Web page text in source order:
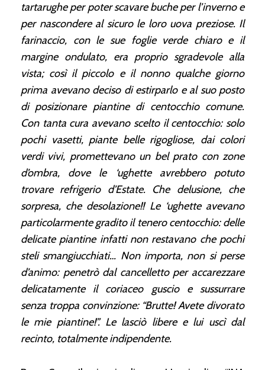
tartarughe per poter scavare buche per l’inverno e
per nascondere al sicuro le loro uova preziose. Il
farinaccio, con le sue foglie verde chiaro e il
margine ondulato, era proprio sgradevole alla
vista; così il piccolo e il nonno qualche giorno
prima avevano deciso di estirparlo e al suo posto
di posizionare piantine di centocchio comune.
Con tanta cura avevano scelto il centocchio: solo
pochi vasetti, piante belle rigogliose, dai colori
verdi vivi, promettevano un bel prato con zone
d’ombra, dove le ‘ughette avrebbero potuto
trovare refrigerio d’Estate. Che delusione, che
sorpresa, che desolazione!! Le ‘ughette avevano
particolarmente gradito il tenero centocchio: delle
delicate piantine infatti non restavano che pochi
steli smangiucchiati… Non importa, non si perse
d’animo: penetrò dal cancelletto per accarezzare
delicatamente il coriaceo guscio e sussurrare
senza troppa convinzione: “Brutte! Avete divorato
le mie piantine!”. Le lasciò libere e lui uscì dal
recinto, totalmente indipendente.